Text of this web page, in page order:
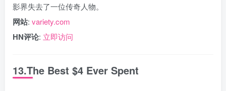
影界失去了一位传奇人物。
网站: variety.com
HN评论: 立即访问
13.The Best $4 Ever Spent